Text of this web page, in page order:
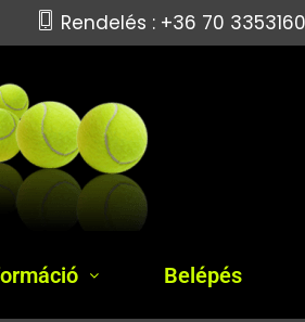
Rendelés : +36 70 3353160
Belépés